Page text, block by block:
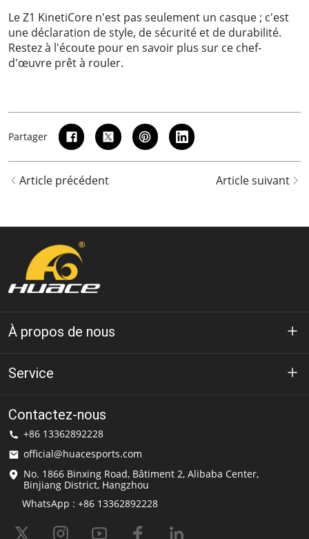
Le Z1 KinetiCore n'est pas seulement un casque ; c'est
une déclaration de style, de sécurité et de durabilité.
Restez à l'écoute pour en savoir plus sur ce chef-
d'œuvre prêt à rouler.
Partager
Article précédent Article suivant
À propos de nous
À propos de Huace
Solution
Service
politique de confidentialité
Conditions d'utilisation
Service de livraison
FAQ
Contactez-nous
+86 13362892228
official@huacesports.com
No. 1866 Binxing Road, Bâtiment 2, Alibaba Center,
Binjiang District, Hangzhou
WhatsApp : +86 13362892228